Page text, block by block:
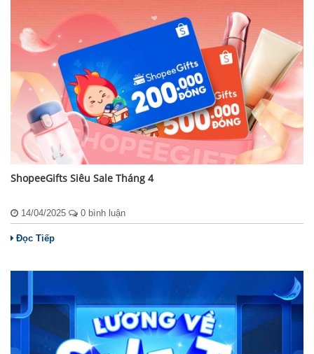
ShopeeGifts Siêu Sale Tháng 4
14/04/2025 0 bình luận
Đọc Tiếp